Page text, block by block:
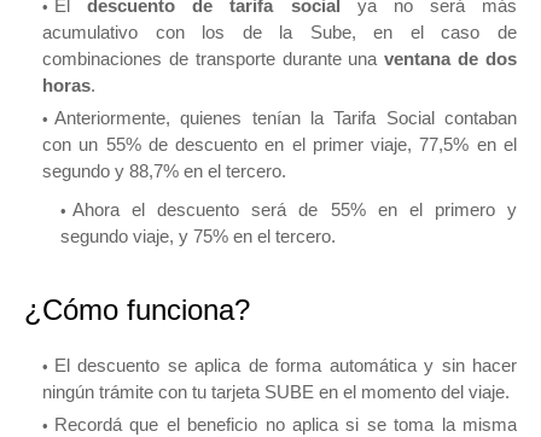
Eldescuento de tarifa social ya no será más
acumulativo con los de la Sube, en el caso de
combinaciones de transporte durante una ventana de dos
horas.
Anteriormente, quienes tenían la Tarifa Social contaban
con un 55% de descuento en el primer viaje, 77,5% en el
segundo y 88,7% en el tercero.
Ahora el descuento será de 55% en el primero y
segundo viaje, y 75% en el tercero.
¿Cómo funciona?
El descuento se aplica de forma automática y sin hacer
ningún trámite con tu tarjeta SUBE en el momento del viaje.
Recordá que el beneficio no aplica si se toma la misma